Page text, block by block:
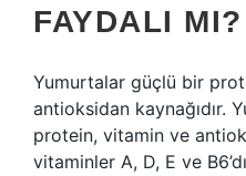
FAYDALI MI?
Yumurtalar güçlü bir
antioksidan kaynağıdır.
protein, vitamin ve
vitaminler A, D, E ve